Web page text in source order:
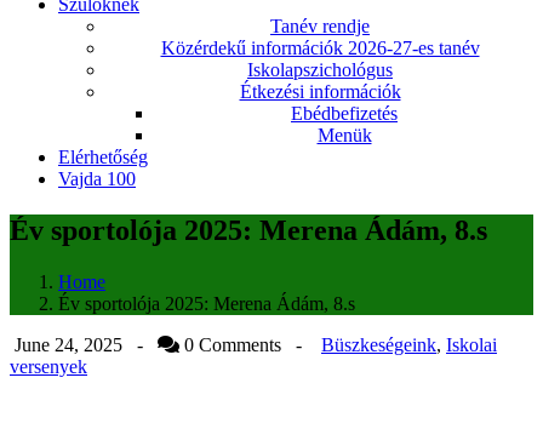
Szülőknek
Tanév rendje
Közérdekű információk 2026-27-es tanév
Iskolapszichológus
Étkezési információk
Ebédbefizetés
Menük
Elérhetőség
Vajda 100
Év sportolója 2025: Merena Ádám, 8.s
Home
Év sportolója 2025: Merena Ádám, 8.s
June 24, 2025 -
0 Comments - Büszkeségeink, Iskolai
versenyek